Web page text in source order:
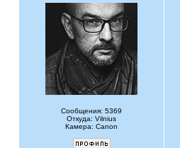
Сообщения: 5369
Откуда: Vilnius
Камера: Canon